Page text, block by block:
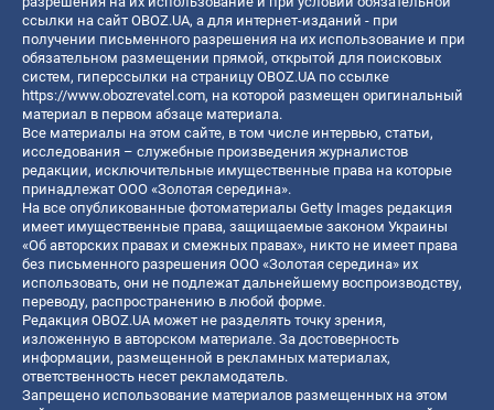
ссылки на сайт OBOZ.UA, а для интернет-изданий - при
получении письменного разрешения на их использование и при
обязательном размещении прямой, открытой для поисковых
систем, гиперссылки на страницу OBOZ.UA по ссылке
https://www.obozrevatel.com, на которой размещен оригинальный
материал в первом абзаце материала.
Все материалы на этом сайте, в том числе интервью, статьи,
исследования – служебные произведения журналистов
редакции, исключительные имущественные права на которые
принадлежат ООО «Золотая середина».
На все опубликованные фотоматериалы Getty Images редакция
имеет имущественные права, защищаемые законом Украины
«Об авторских правах и смежных правах», никто не имеет права
без письменного разрешения ООО «Золотая середина» их
использовать, они не подлежат дальнейшему воспроизводству,
переводу, распространению в любой форме.
Редакция OBOZ.UA может не разделять точку зрения,
изложенную в авторском материале. За достоверность
информации, размещенной в рекламных материалах,
ответственность несет рекламодатель.
Запрещено использование материалов размещенных на этом